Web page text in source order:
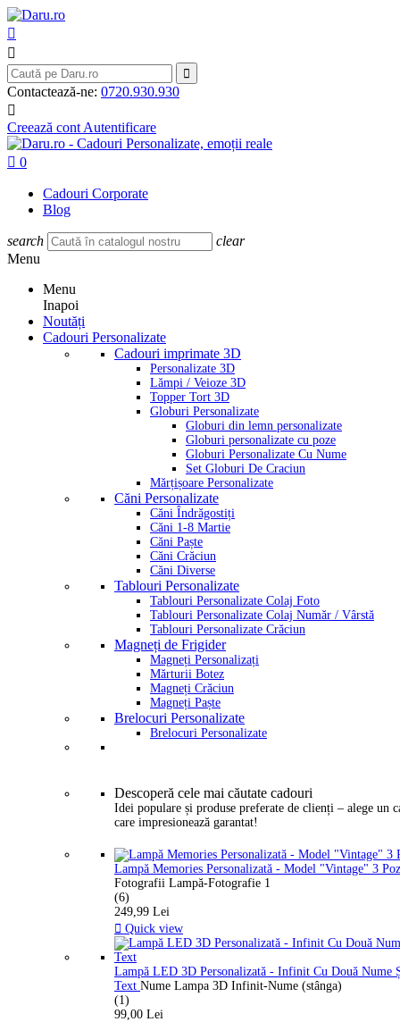



Contactează-ne: 0720.930.930

Creează cont Autentificare
 0
Cadouri Corporate
Blog
search
clear
Menu
Menu
Inapoi
Noutăți
Cadouri Personalizate
Cadouri imprimate 3D
Personalizate 3D
Lămpi / Veioze 3D
Topper Tort 3D
Globuri Personalizate
Globuri din lemn personalizate
Globuri personalizate cu poze
Globuri Personalizate Cu Nume
Set Globuri De Craciun
Mărțișoare Personalizate
Căni Personalizate
Căni Îndrăgostiți
Căni 1-8 Martie
Căni Paște
Căni Crăciun
Căni Diverse
Tablouri Personalizate
Tablouri Personalizate Colaj Foto
Tablouri Personalizate Colaj Număr / Vârstă
Tablouri Personalizate Crăciun
Magneți de Frigider
Magneți Personalizați
Mărturii Botez
Magneți Crăciun
Magneți Paște
Brelocuri Personalizate
Brelocuri Personalizate
Descoperă cele mai căutate cadouri
Idei populare și produse preferate de clienți – alege un
care impresionează garantat!
Lampă Memories Personalizată - Model "Vintage" 3
Fotografii Lampă-Fotografie 1
(6)
249,99 Lei
 Quick view
Lampă LED 3D Personalizată - Infinit Cu Două Nume
Text Nume Lampa 3D Infinit-Nume (stânga)
(1)
99,00 Lei